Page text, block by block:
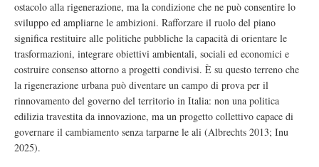
ostacolo alla rigenerazione, ma la condizione che ne può consentire lo
sviluppo ed ampliarne le ambizioni. Rafforzare il ruolo del piano
significa restituire alle politiche pubbliche la capacità di orientare le
trasformazioni, integrare obiettivi ambientali, sociali ed economici e
costruire consenso attorno a progetti condivisi. È su questo terreno che
la rigenerazione urbana può diventare un campo di prova per il
rinnovamento del governo del territorio in Italia: non una politica
edilizia travestita da innovazione, ma un progetto collettivo capace di
governare il cambiamento senza tarparne le ali (Albrechts 2013; Inu
2025).